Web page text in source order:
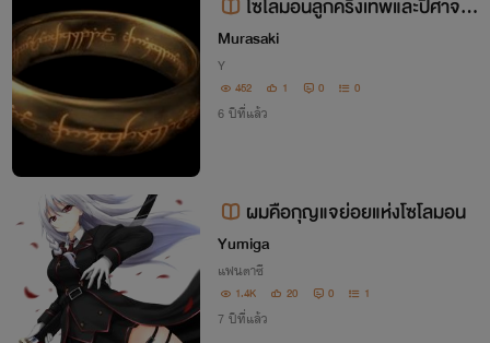
โซโลมอนลูกครึ่งเทพและปีศาจ y
aoi
Murasaki
Y
452 1 0 0
6 ปีที่แล้ว
ผมคือกุญแจย่อยแห่งโซโลมอน
Yumiga
แฟนตาซี
1.4K 20 0 1
7 ปีที่แล้ว